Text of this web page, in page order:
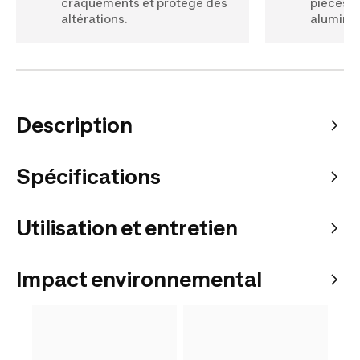
altérations.
Description
Spécifications
Utilisation et entretien
Impact environnemental